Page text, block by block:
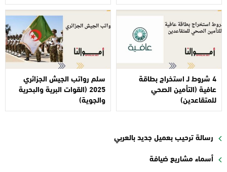
4 شروط لـ استخراج بطاقة
عافية (التأمين الصحي
للمتقاعدين)
سلم رواتب الجيش الجزائري
2025 (القوات البرية والبحرية
والجوية)
رسالة ترحيب بعميل جديد بالعربي
أسماء مشاريع ضيافة